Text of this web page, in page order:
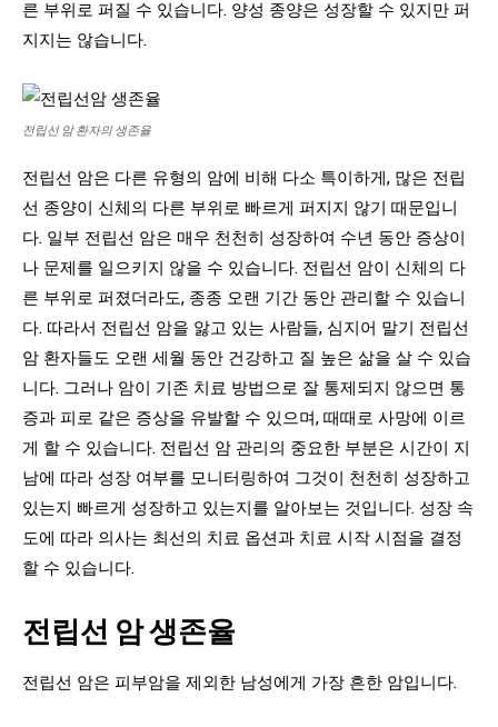
른 부위로 퍼질 수 있습니다. 양성 종양은 성장할 수 있지만 퍼
지지는 않습니다.
전립선 암 환자의 생존율
전립선 암은 다른 유형의 암에 비해 다소 특이하게, 많은 전립
선 종양이 신체의 다른 부위로 빠르게 퍼지지 않기 때문입니
다. 일부 전립선 암은 매우 천천히 성장하여 수년 동안 증상이
나 문제를 일으키지 않을 수 있습니다. 전립선 암이 신체의 다
른 부위로 퍼졌더라도, 종종 오랜 기간 동안 관리할 수 있습니
다. 따라서 전립선 암을 앓고 있는 사람들, 심지어 말기 전립선
암 환자들도 오랜 세월 동안 건강하고 질 높은 삶을 살 수 있습
니다. 그러나 암이 기존 치료 방법으로 잘 통제되지 않으면 통
증과 피로 같은 증상을 유발할 수 있으며, 때때로 사망에 이르
게 할 수 있습니다. 전립선 암 관리의 중요한 부분은 시간이 지
남에 따라 성장 여부를 모니터링하여 그것이 천천히 성장하고
있는지 빠르게 성장하고 있는지를 알아보는 것입니다. 성장 속
도에 따라 의사는 최선의 치료 옵션과 치료 시작 시점을 결정
할 수 있습니다.
전립선 암 생존율
전립선 암은 피부암을 제외한 남성에게 가장 흔한 암입니다.